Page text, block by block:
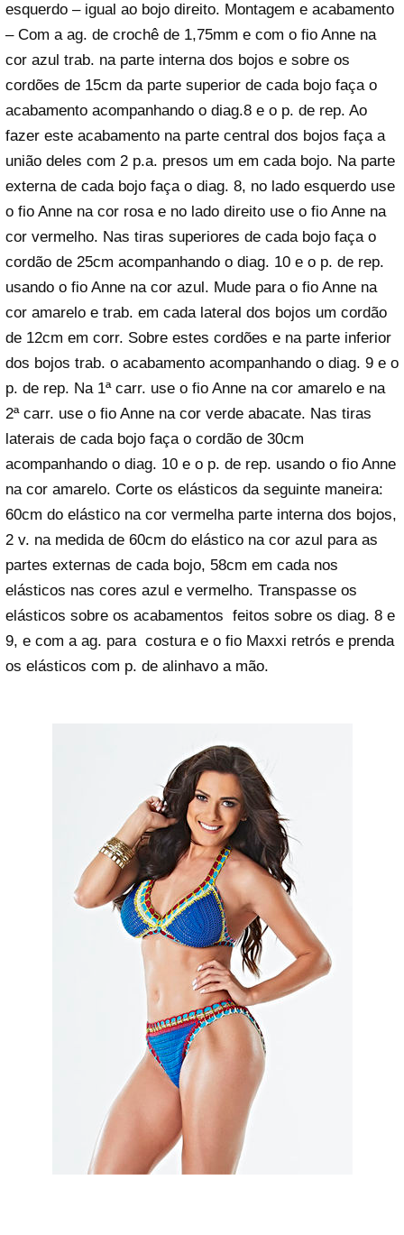
esquerdo – igual ao bojo direito. Montagem e acabamento
– Com a ag. de crochê de 1,75mm e com o fio Anne na
cor azul trab. na parte interna dos bojos e sobre os
cordões de 15cm da parte superior de cada bojo faça o
acabamento acompanhando o diag.8 e o p. de rep. Ao
fazer este acabamento na parte central dos bojos faça a
união deles com 2 p.a. presos um em cada bojo. Na parte
externa de cada bojo faça o diag. 8, no lado esquerdo use
o fio Anne na cor rosa e no lado direito use o fio Anne na
cor vermelho. Nas tiras superiores de cada bojo faça o
cordão de 25cm acompanhando o diag. 10 e o p. de rep.
usando o fio Anne na cor azul. Mude para o fio Anne na
cor amarelo e trab. em cada lateral dos bojos um cordão
de 12cm em corr. Sobre estes cordões e na parte inferior
dos bojos trab. o acabamento acompanhando o diag. 9 e o
p. de rep. Na 1ª carr. use o fio Anne na cor amarelo e na
2ª carr. use o fio Anne na cor verde abacate. Nas tiras
laterais de cada bojo faça o cordão de 30cm
acompanhando o diag. 10 e o p. de rep. usando o fio Anne
na cor amarelo. Corte os elásticos da seguinte maneira:
60cm do elástico na cor vermelha parte interna dos bojos,
2 v. na medida de 60cm do elástico na cor azul para as
partes externas de cada bojo, 58cm em cada nos
elásticos nas cores azul e vermelho. Transpasse os
elásticos sobre os acabamentos feitos sobre os diag. 8 e
9, e com a ag. para costura e o fio Maxxi retrós e prenda
os elásticos com p. de alinhavo a mão.